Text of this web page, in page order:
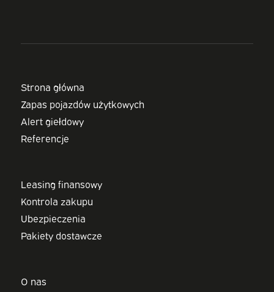
Strona główna
Zapas pojazdów użytkowych
Alert giełdowy
Referencje
Leasing finansowy
Kontrola zakupu
Ubezpieczenia
Pakiety dostawcze
O nas